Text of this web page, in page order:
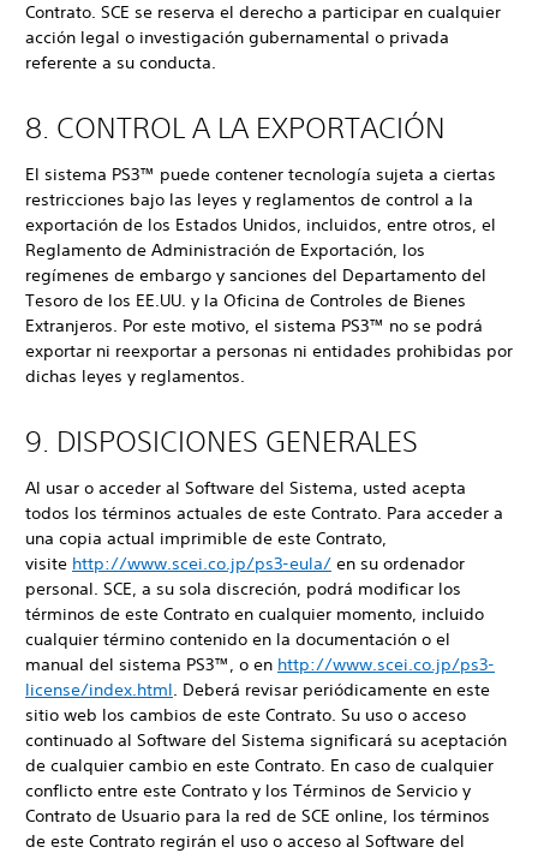
Contrato. SCE se reserva el derecho a participar en cualquier
acción legal o investigación gubernamental o privada
referente a su conducta.
8. CONTROL A LA EXPORTACIÓN
El sistema PS3™ puede contener tecnología sujeta a ciertas
restricciones bajo las leyes y reglamentos de control a la
exportación de los Estados Unidos, incluidos, entre otros, el
Reglamento de Administración de Exportación, los
regímenes de embargo y sanciones del Departamento del
Tesoro de los EE.UU. y la Oficina de Controles de Bienes
Extranjeros. Por este motivo, el sistema PS3™ no se podrá
exportar ni reexportar a personas ni entidades prohibidas por
dichas leyes y reglamentos.
9. DISPOSICIONES GENERALES
Al usar o acceder al Software del Sistema, usted acepta
todos los términos actuales de este Contrato. Para acceder a
una copia actual imprimible de este Contrato,
visite http://www.scei.co.jp/ps3-eula/ en su ordenador
personal. SCE, a su sola discreción, podrá modificar los
términos de este Contrato en cualquier momento, incluido
cualquier término contenido en la documentación o el
manual del sistema PS3™, o en http://www.scei.co.jp/ps3-
license/index.html. Deberá revisar periódicamente en este
sitio web los cambios de este Contrato. Su uso o acceso
continuado al Software del Sistema significará su aceptación
de cualquier cambio en este Contrato. En caso de cualquier
conflicto entre este Contrato y los Términos de Servicio y
Contrato de Usuario para la red de SCE online, los términos
de este Contrato regirán el uso o acceso al Software del